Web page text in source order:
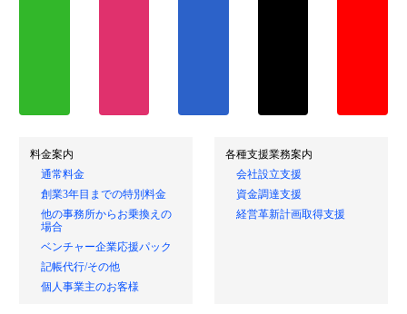
料金案内
通常料金
創業3年目までの特別料金
他の事務所からお乗換えの
場合
ベンチャー企業応援パック
記帳代行/その他
個人事業主のお客様
各種支援業務案内
会社設立支援
資金調達支援
経営革新計画取得支援